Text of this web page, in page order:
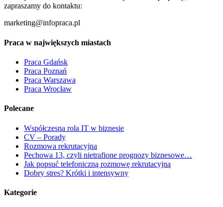
zapraszamy do kontaktu:
marketing@infopraca.pl
Praca w największych miastach
Praca Gdańsk
Praca Poznań
Praca Warszawa
Praca Wrocław
Polecane
Współczesna rola IT w biznesie
CV – Porady
Rozmowa rekrutacyjna
Pechowa 13, czyli nietrafione prognozy biznesowe…
Jak popsuć telefoniczną rozmowę rekrutacyjną
Dobry stres? Krótki i intensywny
Kategorie